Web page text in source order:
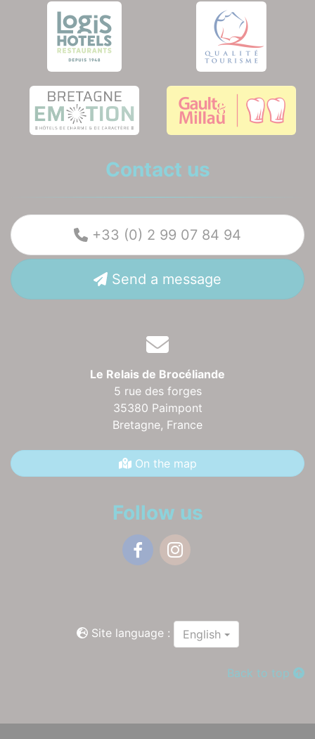
Contact us
+33 (0) 2 99 07 84 94
Send a message
Le Relais de Brocéliande
5 rue des forges
35380 Paimpont
Bretagne, France
On the map
Follow us
Site language : English
Back to top